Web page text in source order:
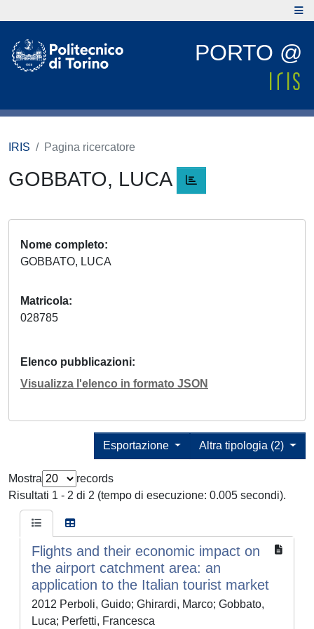
PORTO @
IRIS Pagina ricercatore
GOBBATO, LUCA
Nome completo
GOBBATO, LUCA
Matricola
028785
Elenco pubblicazioni
Visualizza l'elenco in formato JSON
Altra tipologia (2)
Esportazione
Mostra
records
Risultati 1 - 2 di 2 (tempo di esecuzione: 0.005 secondi).
Flights and their economic impact on
the airport catchment area: an
application to the Italian tourist market
2012 Perboli, Guido; Ghirardi, Marco; Gobbato,
Luca; Perfetti, Francesca